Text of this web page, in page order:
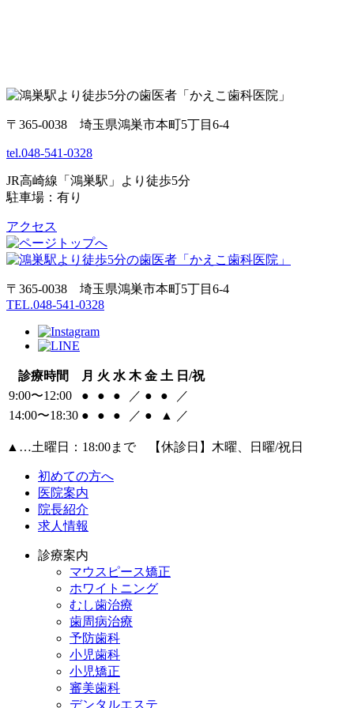
〒365-0038 埼玉県鴻巣市本町5丁目6-4
tel.048-541-0328
JR高崎線「鴻巣駅」より徒歩5分
駐車場：有り
アクセス
〒365-0038 埼玉県鴻巣市本町5丁目6‐4
TEL.048-541-0328
診療時間 月 火 水 木 金 土 日/祝
9:00〜12:00
● ● ● ／ ● ●
／
14:00〜18:30 ● ● ● ／ ● ▲ ／
▲ …土曜日：18:00まで 【休診日】木曜、日曜/祝日
初めての方へ
医院案内
院長紹介
求人情報
診療案内
マウスピース矯正
ホワイトニング
むし歯治療
歯周病治療
予防歯科
小児歯科
小児矯正
審美歯科
デンタルエステ